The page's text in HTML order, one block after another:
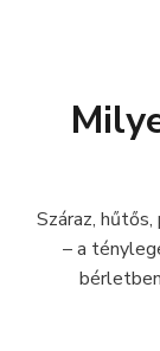
Száraz,
– a